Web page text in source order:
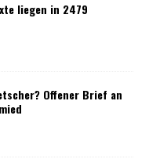
liegen in 2479
Offener Brief an